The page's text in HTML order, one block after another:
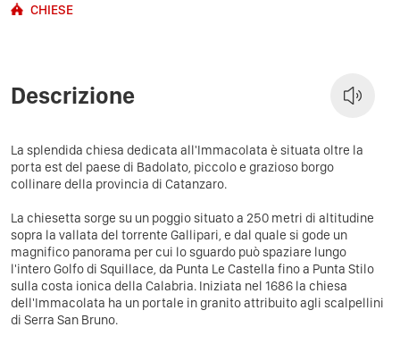
CHIESE
Descrizione
La splendida chiesa dedicata all'Immacolata è situata oltre la
porta est del paese di Badolato, piccolo e grazioso borgo
collinare della provincia di Catanzaro.
La chiesetta sorge su un poggio situato a 250 metri di altitudine
sopra la vallata del torrente Gallipari, e dal quale si gode un
magnifico panorama per cui lo sguardo può spaziare lungo
l'intero Golfo di Squillace, da Punta Le Castella fino a Punta Stilo
sulla costa ionica della Calabria. Iniziata nel 1686 la chiesa
dell'Immacolata ha un portale in granito attribuito agli scalpellini
di Serra San Bruno.